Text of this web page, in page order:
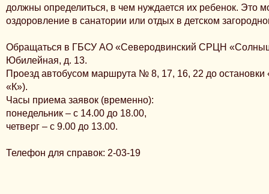
должны определиться, в чем нуждается их ребенок. Это
оздоровление в санатории или отдых в детском
Обращаться в ГБСУ АО «Северодвинский СРЦН
Юбилейная, д. 13.
Проезд автобусом маршрута № 8, 17, 16, 22 до
«К»).
Часы приема заявок (временно):
понедельник – с 14.00 до 18.00,
четверг – с 9.00 до 13.00.
Телефон для справок: 2-03-19